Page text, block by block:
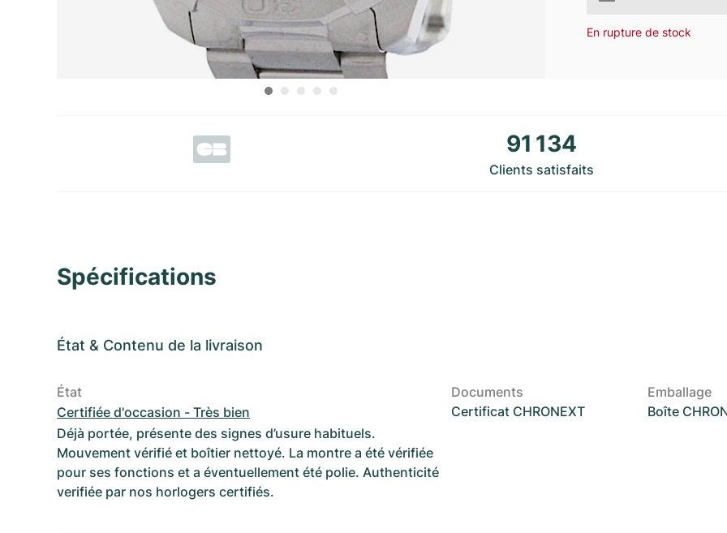
En rupture de stock
91 134
Clients satisfaits
Spécifications
État & Contenu de la livraison
État
Certifiée d'occasion - Très bien
Déjà portée, présente des signes d’usure habituels.
Mouvement vérifié et boîtier nettoyé. La montre a été vérifiée
pour ses fonctions et a éventuellement été polie. Authenticité
verifiée par nos horlogers certifiés.
Documents
Certificat CHRONEXT
Emballage
Boîte